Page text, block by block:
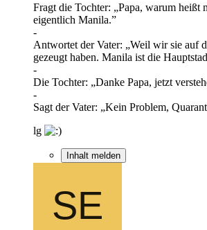
Fragt die Tochter: „Papa, warum heißt
eigentlich Manila.”
-
Antwortet der Vater: „Weil wir sie auf
gezeugt haben. Manila ist die
-
Die Tochter: „Danke Papa, jetzt
-
Sagt der Vater: „Kein Problem,
lg
Inhalt melden